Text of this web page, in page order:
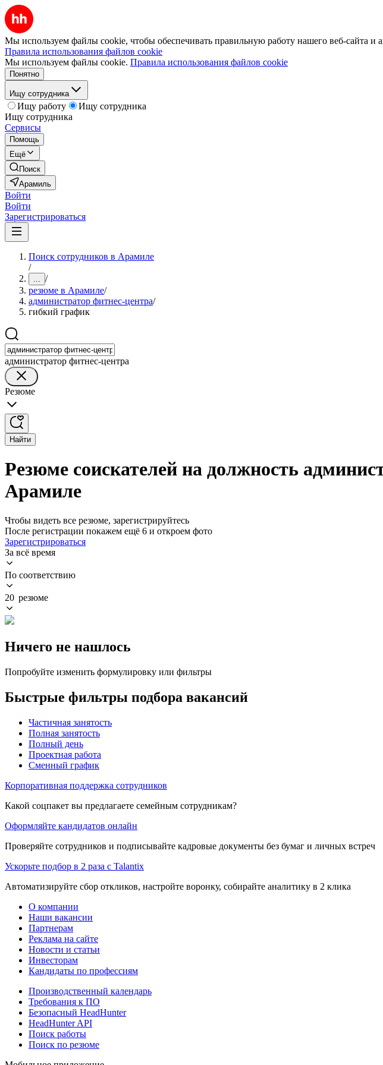
Мы используем файлы cookie, чтобы обеспечивать правильную работу нашего веб-сайта и
Правила использования файлов cookie
Мы используем файлы cookie. Правила использования файлов cookie
Понятно
Ищу сотрудника
Ищу работу
Ищу сотрудника
Ищу сотрудника
Сервисы
Помощь
Ещё
Поиск
Арамиль
Войти
Войти
Зарегистрироваться
Поиск сотрудников в Арамиле
/
... /
резюме в Арамиле/
администратор фитнес-центра/
гибкий график
администратор фитнес-центра
Резюме
Найти
Резюме соискателей на должность
Арамиле
Чтобы видеть все резюме, зарегистрируйтесь
После регистрации покажем ещё 6 и откроем фото
Зарегистрироваться
За всё время
По соответствию
20 резюме
Ничего не нашлось
Попробуйте изменить формулировку или фильтры
Быстрые фильтры подбора вакансий
Частичная занятость
Полная занятость
Полный день
Проектная работа
Сменный график
Корпоративная поддержка сотрудников
Какой соцпакет вы предлагаете семейным сотрудникам?
Оформляйте кандидатов онлайн
Проверяйте сотрудников и подписывайте кадровые документы без бумаг и личных встреч
Ускорьте подбор в 2 раза с Talantix
Автоматизируйте сбор откликов, настройте воронку, собирайте аналитику в 2 клика
О компании
Наши вакансии
Партнерам
Реклама на сайте
Новости и статьи
Инвесторам
Кандидаты по профессиям
Производственный календарь
Требования к ПО
Безопасный HeadHunter
HeadHunter API
Поиск работы
Поиск по резюме